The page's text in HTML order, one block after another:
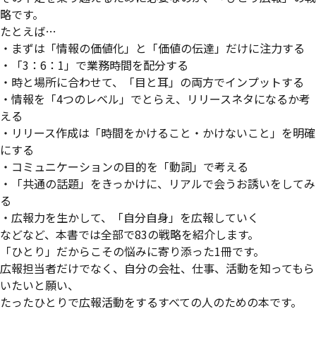
略です。
たとえば…
・まずは「情報の価値化」と「価値の伝達」だけに注力する
・「3：6：1」で業務時間を配分する
・時と場所に合わせて、「目と耳」の両方でインプットする
・情報を「4つのレベル」でとらえ、リリースネタになるか考
える
・リリース作成は「時間をかけること・かけないこと」を明確
にする
・コミュニケーションの目的を「動詞」で考える
・「共通の話題」をきっかけに、リアルで会うお誘いをしてみ
る
・広報力を生かして、「自分自身」を広報していく
などなど、本書では全部で83の戦略を紹介します。
「ひとり」だからこその悩みに寄り添った1冊です。
広報担当者だけでなく、自分の会社、仕事、活動を知ってもら
いたいと願い、
たったひとりで広報活動をするすべての人のための本です。